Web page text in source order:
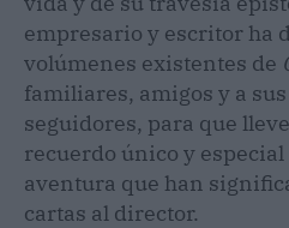
empresario y escritor ha
volúmenes existentes de
familiares, amigos y a
seguidores, para que
recuerdo único y
aventura que han
cartas al director.